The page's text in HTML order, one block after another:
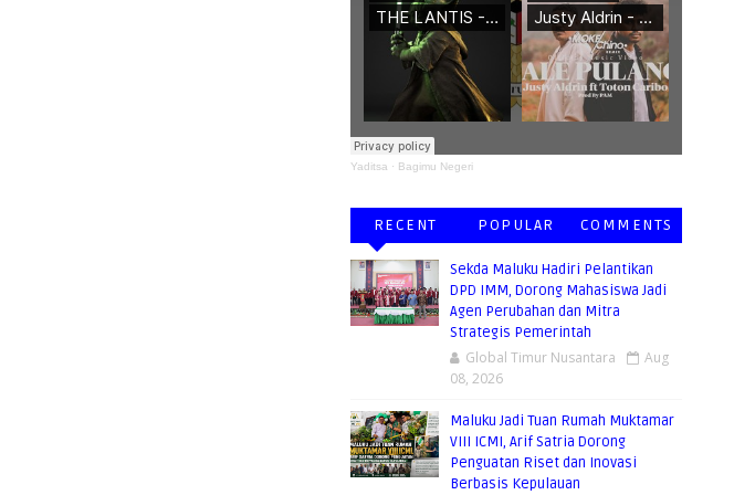
Yaditsa · Bagimu Negeri
RECENT POPULAR COMMENTS
Sekda Maluku Hadiri Pelantikan
DPD IMM, Dorong Mahasiswa Jadi
Agen Perubahan dan Mitra
Strategis Pemerintah
Global Timur Nusantara
Aug
08, 2026
Maluku Jadi Tuan Rumah Muktamar
VIII ICMI, Arif Satria Dorong
Penguatan Riset dan Inovasi
Berbasis Kepulauan